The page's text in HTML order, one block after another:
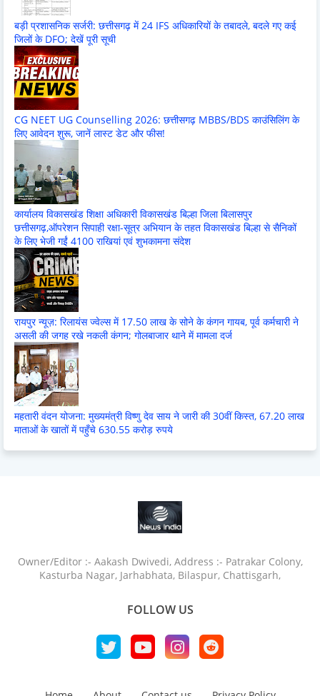
बड़ी प्रशासनिक सर्जरी: छत्तीसगढ़ में 24 IFS अधिकारियों के तबादले, बदले गए कई
जिलों के DFO; देखें पूरी सूची
CG NEET UG Counselling 2026: छत्तीसगढ़ MBBS/BDS काउंसिलिंग के
लिए आवेदन शुरू, जानें लास्ट डेट और फीस!
कार्यालय विकासखंड शिक्षा अधिकारी विकासखंड बिल्हा जिला बिलासपुर
छत्तीसगढ़,ऑपरेशन सिपाही रक्षा-सूत्र अभियान के तहत विकासखंड बिल्हा से सैनिकों
के लिए भेजी गईं 4100 राखियां एवं शुभकामना संदेश
रायपुर न्यूज़: रिलायंस ज्वेल्स में 17.50 लाख के सोने के कंगन गायब, पूर्व कर्मचारी ने
असली की जगह रखे नकली कंगन; गोलबाजार थाने में मामला दर्ज
महतारी वंदन योजना: मुख्यमंत्री विष्णु देव साय ने जारी की 30वीं किस्त, 67.20 लाख
माताओं के खातों में पहुँचे 630.55 करोड़ रुपये
Owner/Editor :- Aakash Dwivedi, Address :- Patrakar Colony,
Kasturba Nagar, Jarhabhata, Bilaspur, Chattisgarh,
FOLLOW US